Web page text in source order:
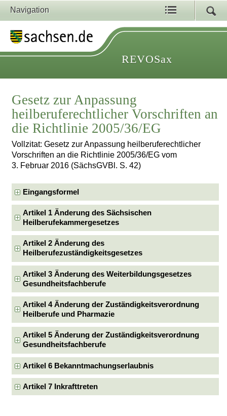
Navigation
REVOSax
Gesetz zur Anpassung
heilberuferechtlicher Vorschriften an
die Richtlinie 2005/36/EG
Vollzitat: Gesetz zur Anpassung heilberuferechtlicher
Vorschriften an die Richtlinie 2005/36/EG vom
3. Februar 2016 (SächsGVBl. S. 42)
Eingangsformel
Artikel 1 Änderung des Sächsischen
Heilberufekammergesetzes
Artikel 2 Änderung des
Heilberufezuständigkeitsgesetzes
Artikel 3 Änderung des Weiterbildungsgesetzes
Gesundheitsfachberufe
Artikel 4 Änderung der Zuständigkeitsverordnung
Heilberufe und Pharmazie
Artikel 5 Änderung der Zuständigkeitsverordnung
Gesundheitsfachberufe
Artikel 6 Bekanntmachungserlaubnis
Artikel 7 Inkrafttreten